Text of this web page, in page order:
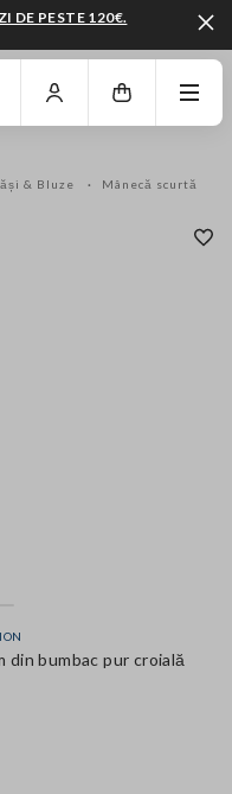
ÎN JOS
DE PESTE 120€.
& Bluze Mânecă scurtă
din bumbac pur croială